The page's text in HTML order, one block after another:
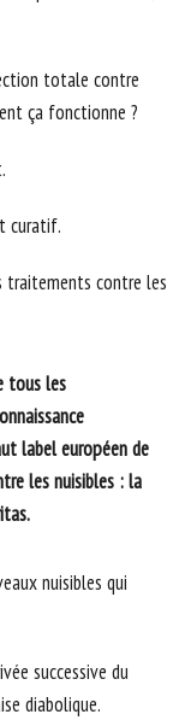
totale contre
ça fonctionne ?
curatif.
traitements contre les
tous les
label européen de
les nuisibles : la
nuisibles qui
successive du
diabolique.